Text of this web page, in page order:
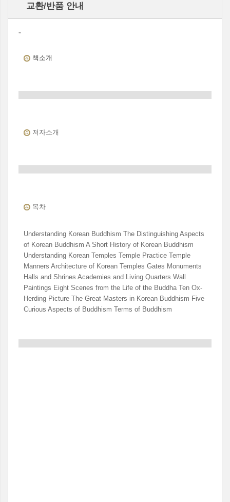
교환/반품 안내
''
책소개
저자소개
목차
Understanding Korean Buddhism The Distinguishing Aspects
of Korean Buddhism A Short History of Korean Buddhism
Understanding Korean Temples Temple Practice Temple
Manners Architecture of Korean Temples Gates Monuments
Halls and Shrines Academies and Living Quarters Wall
Paintings Eight Scenes from the Life of the Buddha Ten Ox-
Herding Picture The Great Masters in Korean Buddhism Five
Curious Aspects of Buddhism Terms of Buddhism